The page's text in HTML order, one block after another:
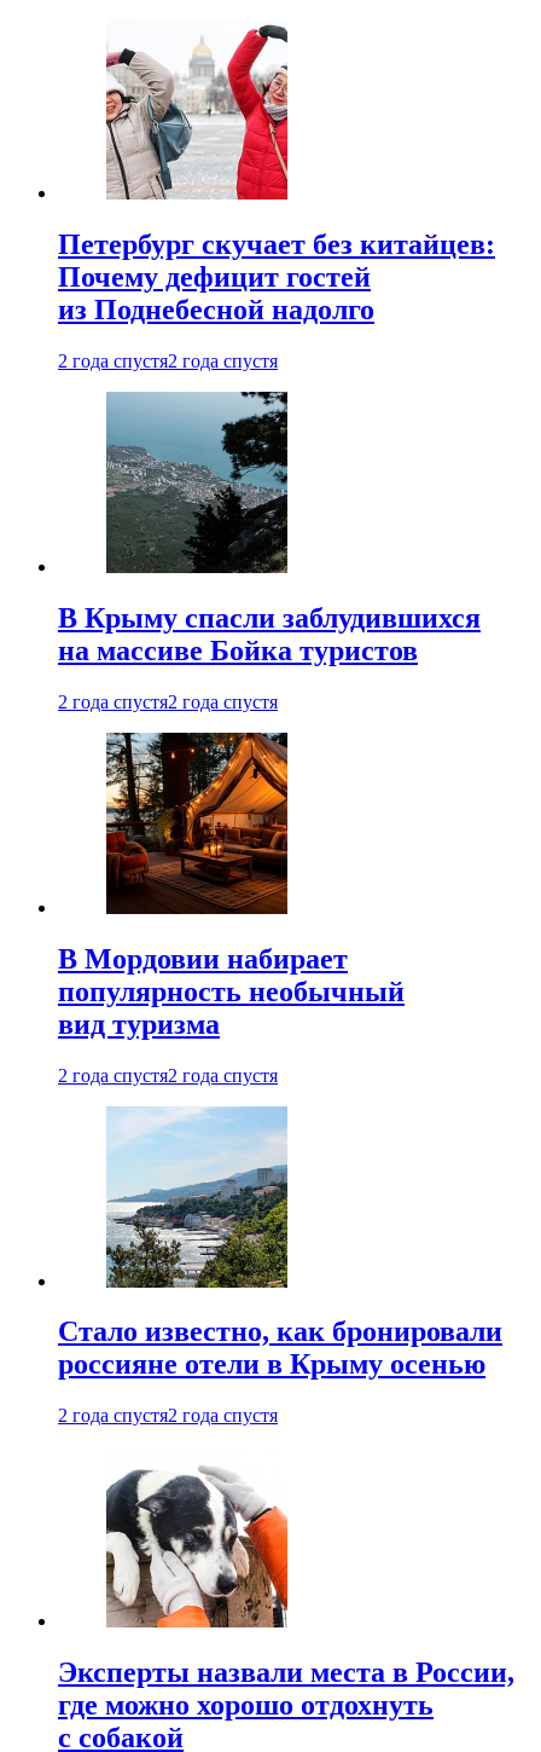
Петербург скучает без китайцев:
Почему дефицит гостей
из Поднебесной надолго
2 года спустя2 года спустя
В Крыму спасли заблудившихся
на массиве Бойка туристов
2 года спустя2 года спустя
В Мордовии набирает
популярность необычный
вид туризма
2 года спустя2 года спустя
Стало известно, как бронировали
россияне отели в Крыму осенью
2 года спустя2 года спустя
Эксперты назвали места в России,
где можно хорошо отдохнуть
с собакой